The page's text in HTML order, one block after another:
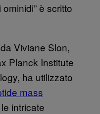
è scritto
Viviane Slon,
Planck Institute
ha utilizzato
mass
intricate